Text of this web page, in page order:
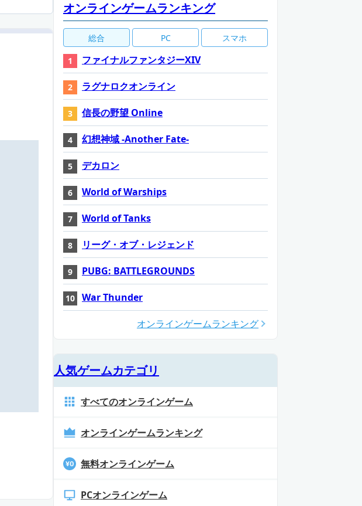
オンラインゲームランキング
総合 PC スマホ
ファイナルファンタジーXIV
ラグナロクオンライン
信長の野望 Online
幻想神域 -Another Fate-
デカロン
World of Warships
World of Tanks
リーグ・オブ・レジェンド
PUBG: BATTLEGROUNDS
War Thunder
オンラインゲームランキング
人気ゲームカテゴリ
すべてのオンラインゲーム
オンラインゲームランキング
無料オンラインゲーム
PCオンラインゲーム